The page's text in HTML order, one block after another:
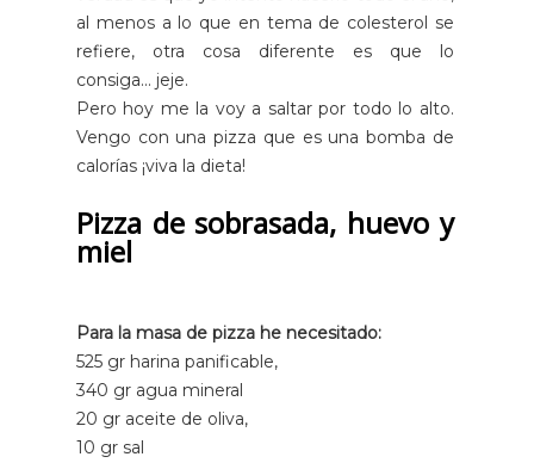
al menos a lo que en tema de colesterol se
refiere, otra cosa diferente es que lo
consiga... jeje.
Pero hoy me la voy a saltar por todo lo alto.
Vengo con una pizza que es una bomba de
calorías ¡viva la dieta!
Pizza de sobrasada, huevo y
miel
Para la masa de pizza he necesitado:
525 gr harina panificable,
340 gr agua mineral
20 gr aceite de oliva,
10 gr sal